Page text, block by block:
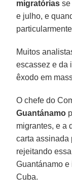
migratórias se
e julho, e
Muitos
escassez e da
êxodo em
O chefe do
Guantánamo
migrantes, e a
carta assinada
rejeitando
Guantánamo
Cuba.